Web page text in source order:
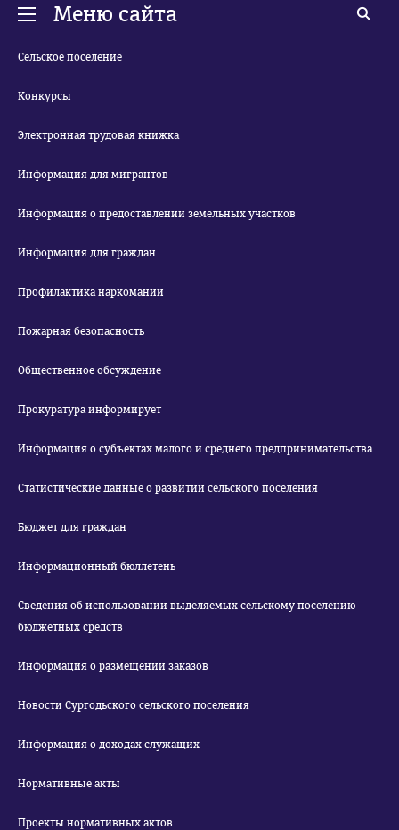
Меню сайта
Сельское поселение
Конкурсы
Электронная трудовая книжка
Информация для мигрантов
Информация о предоставлении земельных участков
Информация для граждан
Профилактика наркомании
Пожарная безопасность
Общественное обсуждение
Прокуратура информирует
Информация о субъектах малого и среднего предпринимательства
Статистические данные о развитии сельского поселения
Бюджет для граждан
Информационный бюллетень
Сведения об использовании выделяемых сельскому поселению
бюджетных средств
Информация о размещении заказов
Новости Сургодьского сельского поселения
Информация о доходах служащих
Нормативные акты
Проекты нормативных актов